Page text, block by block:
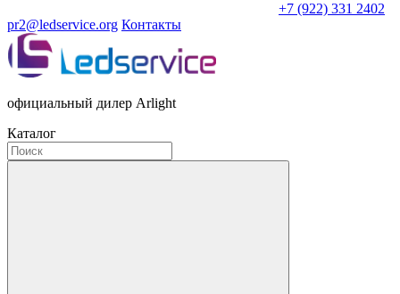
+7 (922) 331 2402
pr2@ledservice.org Контакты
официальный дилер Arlight
Каталог